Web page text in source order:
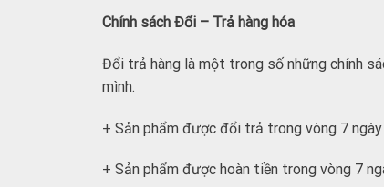
Chính sách Đổi – Trả hàng hóa
Đổi trả hàng là một trong số những chính
mình.
+ Sản phẩm được đổi trả trong vòng 7 ngày
+ Sản phẩm được hoàn tiền trong vòng 7